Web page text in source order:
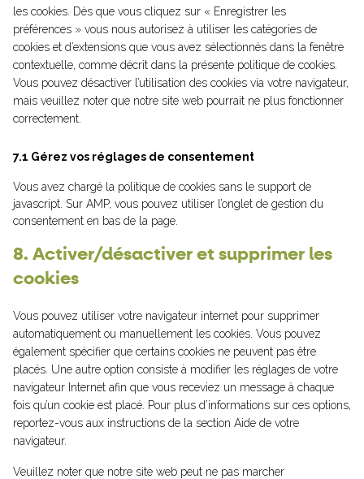
les cookies. Dès que vous cliquez sur « Enregistrer les
préférences » vous nous autorisez à utiliser les catégories de
cookies et d’extensions que vous avez sélectionnés dans la fenêtre
contextuelle, comme décrit dans la présente politique de cookies.
Vous pouvez désactiver l’utilisation des cookies via votre navigateur,
mais veuillez noter que notre site web pourrait ne plus fonctionner
correctement.
7.1 Gérez vos réglages de consentement
Vous avez chargé la politique de cookies sans le support de
javascript. Sur AMP, vous pouvez utiliser l’onglet de gestion du
consentement en bas de la page.
8. Activer/désactiver et supprimer les
cookies
Vous pouvez utiliser votre navigateur internet pour supprimer
automatiquement ou manuellement les cookies. Vous pouvez
également spécifier que certains cookies ne peuvent pas être
placés. Une autre option consiste à modifier les réglages de votre
navigateur Internet afin que vous receviez un message à chaque
fois qu’un cookie est placé. Pour plus d’informations sur ces options,
reportez-vous aux instructions de la section Aide de votre
navigateur.
Veuillez noter que notre site web peut ne pas marcher